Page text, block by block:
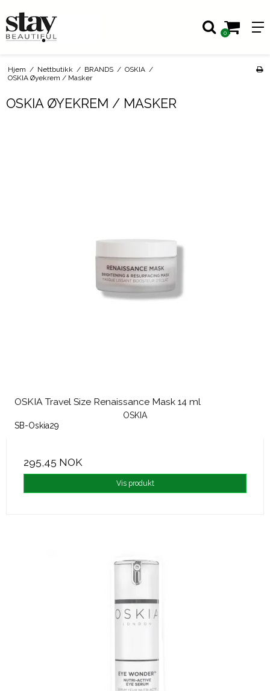
0
Hjem / Nettbutikk / BRANDS / OSKIA /
OSKIA Øyekrem / Masker
OSKIA ØYEKREM / MASKER
OSKIA Travel Size Renaissance Mask 14 ml
OSKIA
SB-Oskia29
295,45 NOK
Vis produkt